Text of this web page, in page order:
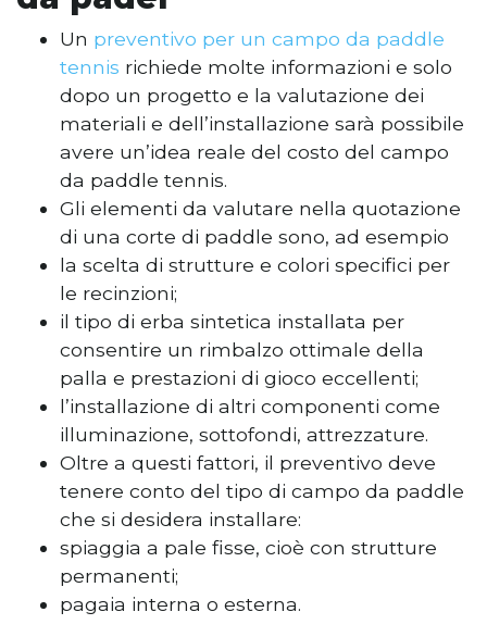
Un preventivo per un campo da paddle
tennis richiede molte informazioni e solo
dopo un progetto e la valutazione dei
materiali e dell’installazione sarà possibile
avere un’idea reale del costo del campo
da paddle tennis.
Gli elementi da valutare nella quotazione
di una corte di paddle sono, ad esempio
la scelta di strutture e colori specifici per
le recinzioni;
il tipo di erba sintetica installata per
consentire un rimbalzo ottimale della
palla e prestazioni di gioco eccellenti;
l’installazione di altri componenti come
illuminazione, sottofondi, attrezzature.
Oltre a questi fattori, il preventivo deve
tenere conto del tipo di campo da paddle
che si desidera installare:
spiaggia a pale fisse, cioè con strutture
permanenti;
pagaia interna o esterna.